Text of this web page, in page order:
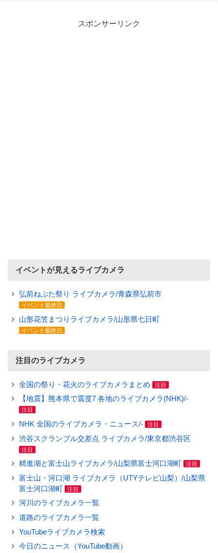
スポンサーリンク
イベントが見えるライブカメラ
弘前ねぷた祭り ライブカメラ/青森県弘前市
イベント最終日
山形花笠まつりライブカメラ/山形県七日町
イベント最終日
注目のライブカメラ
全国の祭り・花火のライブカメラまとめ 注目
【地震】熊本県で震度7 各地のライブカメラ(NHK)/-
注目
NHK 全国のライブカメラ・ニュース/- 注目
渋谷スクランブル交差点 ライブカメラ/東京都渋谷区
注目
精進湖と富士山ライブカメラ/山梨県富士河口湖町 注目
富士山・河口湖 ライブカメラ（UTYテレビ山梨）/山梨県
富士河口湖町
注目
河川のライブカメラ一覧
道路のライブカメラ一覧
YouTubeライブカメラ検索
今日のニュース（YouTube動画）